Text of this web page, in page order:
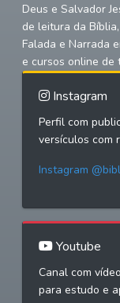
Deus e Salvador
de leitura da
Falada e Narrada
e cursos online de
Instagram
Perfil com
versículos com
Instagram
Youtube
Canal com
para estudo e